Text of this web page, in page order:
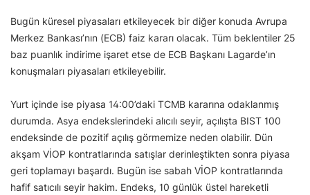
Bugün küresel piyasaları etkileyecek bir diğer konuda Avrupa
Merkez Bankası’nın (ECB) faiz kararı olacak. Tüm beklentiler 25
baz puanlık indirime işaret etse de ECB Başkanı Lagarde’ın
konuşmaları piyasaları etkileyebilir.
Yurt içinde ise piyasa 14:00’daki TCMB kararına odaklanmış
durumda. Asya endekslerindeki alıcılı seyir, açılışta BIST 100
endeksinde de pozitif açılış görmemize neden olabilir. Dün
akşam VİOP kontratlarında satışlar derinleştikten sonra piyasa
geri toplamayı başardı. Bugün ise sabah VİOP kontratlarında
hafif satıcılı seyir hakim. Endeks, 10 günlük üstel hareketli